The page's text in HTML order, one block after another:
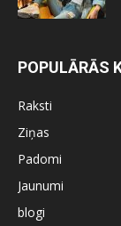
POPULĀRĀS
Raksti
Ziņas
Padomi
Jaunumi
blogi